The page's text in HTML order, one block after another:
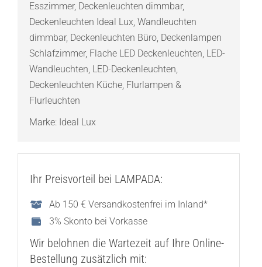
Menge
Esszimmer, Deckenleuchten dimmbar,
Deckenleuchten Ideal Lux, Wandleuchten
dimmbar, Deckenleuchten Büro, Deckenlampen
Schlafzimmer, Flache LED Deckenleuchten, LED-
Wandleuchten, LED-Deckenleuchten,
Deckenleuchten Küche, Flurlampen &
Flurleuchten
Marke: Ideal Lux
Ihr Preisvorteil bei LAMPADA:
Ab 150 € Versandkostenfrei im Inland*
3% Skonto bei Vorkasse
Wir belohnen die Wartezeit auf Ihre Online-
Bestellung zusätzlich mit: